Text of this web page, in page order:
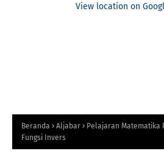
View location on
Beranda Aljabar
Pelajaran Matematika
Fungsi Invers